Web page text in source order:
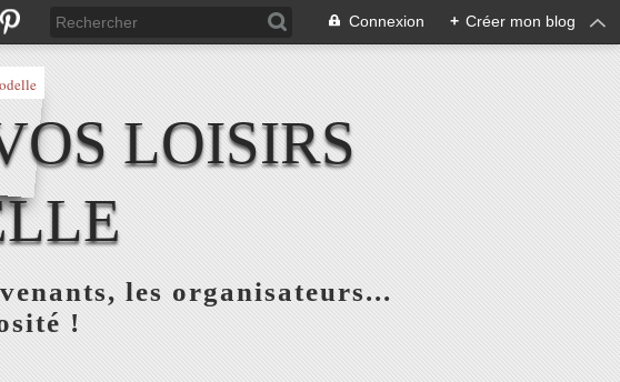
Connexion + Créer mon blog
LOISIRS
les organisateurs...
!